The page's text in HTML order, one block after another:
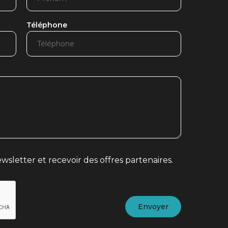
Téléphone
et recevoir des offres partenaires.